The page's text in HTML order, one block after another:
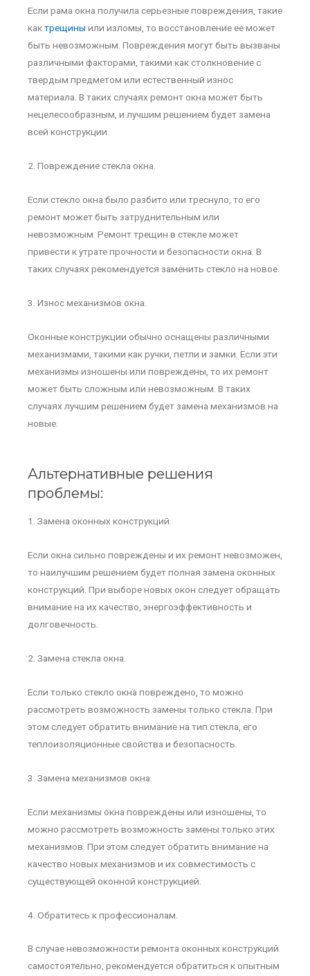
Если рама окна получила серьезные повреждения, такие
кактрещины или изломы, то восстановление ее может
быть невозможным. Повреждения могут быть вызваны
различными факторами, такими как столкновение с
твердым предметом или естественный износ
материала. В таких случаях ремонт окна может быть
нецелесообразным, и лучшим решением будет замена
всей конструкции.
2. Повреждение стекла окна.
Если стекло окна было разбито или треснуло, то его
ремонт может быть затруднительным или
невозможным. Ремонт трещин в стекле может
привести к утрате прочности и безопасности окна. В
таких случаях рекомендуется заменить стекло на новое.
3. Износ механизмов окна.
Оконные конструкции обычно оснащены различными
механизмами, такими как ручки, петли и замки. Если эти
механизмы изношены или повреждены, то их ремонт
может быть сложным или невозможным. В таких
случаях лучшим решением будет замена механизмов на
новые.
Альтернативные решения
проблемы:
1. Замена оконных конструкций.
Если окна сильно повреждены и их ремонт невозможен,
то наилучшим решением будет полная замена оконных
конструкций. При выборе новых окон следует обращать
внимание на их качество, энергоэффективность и
долговечность.
2. Замена стекла окна.
Если только стекло окна повреждено, то можно
рассмотреть возможность замены только стекла. При
этом следует обратить внимание на тип стекла, его
теплоизоляционные свойства и безопасность.
3. Замена механизмов окна.
Если механизмы окна повреждены или изношены, то
можно рассмотреть возможность замены только этих
механизмов. При этом следует обратить внимание на
качество новых механизмов и их совместимость с
существующей оконной конструкцией.
4. Обратитесь к профессионалам.
В случае невозможности ремонта оконных конструкций
самостоятельно, рекомендуется обратиться к опытным